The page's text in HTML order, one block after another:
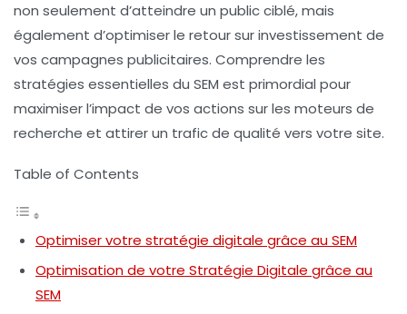
non seulement d’atteindre un public ciblé, mais
également d’optimiser le retour sur investissement de
vos campagnes publicitaires. Comprendre les
stratégies essentielles du SEM est primordial pour
maximiser l’impact de vos actions sur les moteurs de
recherche et attirer un trafic de qualité vers votre site.
Table of Contents
Optimiser votre stratégie digitale grâce au SEM
Optimisation de votre Stratégie Digitale grâce au
SEM